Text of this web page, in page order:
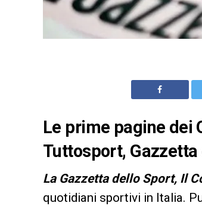
Le prime pagine dei
Tuttosport,
La Gazzetta dello Sport, Il
quotidiani sportivi in Italia.